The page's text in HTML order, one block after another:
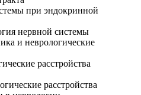
при эндокринной
нервной системы
и неврологические
расстройства
расстройства